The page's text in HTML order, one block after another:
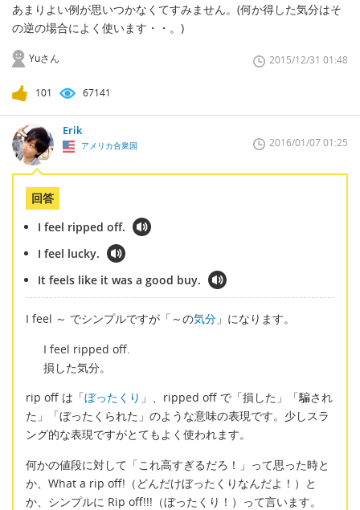
あまりよい例が思いつかなくてすみません。(何か得した気分はそ
の逆の場合によく使います・・。)
Yuさん 2015/12/31 01:48
101 67141
Erik
アメリカ合衆国 2016/01/07 01:25
回答
I feel ripped off.
I feel lucky.
It feels like it was a good buy.
I feel ～ でシンプルですが「～の気分 」になります。
I feel ripped off.
損した気分。
rip off は「ぼったくり 」、ripped off で「損した」「騙され
た」「ぼったくられた」のような意味の表現です。少しスラ
ング的な表現ですがとてもよく使われます。
何かの値段に対して「これ高すぎるだろ！」って思った時と
か、What a rip off!（どんだけぼったくりなんだよ！）と
か、シンプルに Rip off!!!（ぼったくり！）って言います。